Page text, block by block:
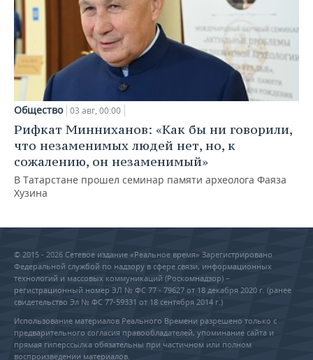
Общество 03 авг, 00:00
Рифкат Минниханов: «Как бы ни говорили,
что незаменимых людей нет, но, к
сожалению, он незаменимый»
В Татарстане прошел семинар памяти археолога Фаяза
Хузина
© 2015 - 2026 Сетевое издание «Реальное время» Зарегистрировано
Федеральной службой по надзору в сфере связи, информационных
технологий и массовых коммуникаций (Роскомнадзор) –
регистрационный номер ЭЛ № ФС 77 - 79627 от 18 декабря 2020 г. (ранее
свидетельство Эл № ФС 77-59331 от 18 сентября 2014 г.)
Использование материалов Реального Времени разрешено только с
предварительного согласия правообладателей, упоминание сайта и
прямая гиперссылка обязательны при частичном или полном
воспроизведении материалов.